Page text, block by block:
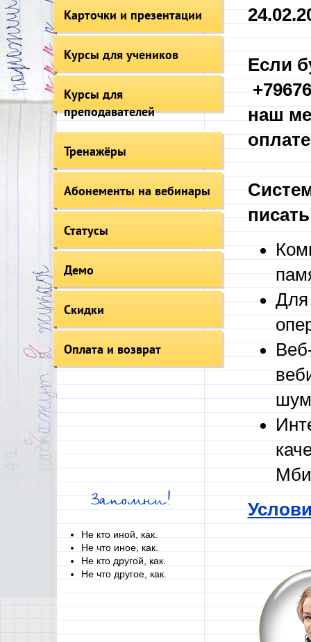
Карточки и презентации
Курсы для учеников
Курсы для
преподавателей
Тренажёры
Абонементы на вебинары
Статусы
Демо
Скидки
Оплата и возврат
Запомни!
Не кто иной, как.
Не что иное, как.
Не кто другой, как.
Не что другое, как.
Если
наш
Для